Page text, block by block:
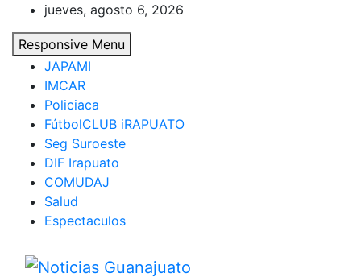
content
jueves, agosto 6, 2026
Responsive Menu
JAPAMI
IMCAR
Policiaca
FútbolCLUB iRAPUATO
Seg Suroeste
DIF Irapuato
COMUDAJ
Salud
Espectaculos